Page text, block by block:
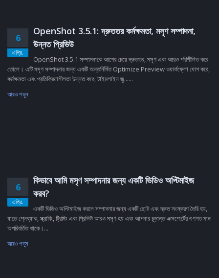
6
এপ্রি.
OpenShot 3.5.1: দ্রুততর কর্মক্ষমতা, মসৃণ সম্পাদনা,
উন্নত প্রিভিউ
OpenShot 3.5.1 সম্পাদনাকে আগের চেয়ে দ্রুততর, মসৃণ এবং আরও পরিশীলিত করে
তোলে। এটি মসৃণ সম্পাদনার জন্য একটি অন্তর্নির্মিত Optimize Preview ওয়ার্কফ্লো যোগ করে,
কর্মক্ষমতা এবং প্রতিক্রিয়াশীলতা উন্নত করে, টাইমলাইন জু......
আরও পড়ুন
6
এপ্রি.
কিভাবে আমি মসৃণ সম্পাদনার জন্য একটি ভিডিও অপ্টিমাইজ
করব?
একটি ভিডিও অপ্টিমাইজ করলে সম্পাদনার জন্য একটি ছোট এবং দ্রুত সংস্করণ তৈরি হয়,
যাতে প্লেব্যাক, স্ক্রাবিং, ট্রিমিং এবং প্রিভিউ আরও মসৃণ হয় এবং আপনার চূড়ান্ত এক্সপোর্টের গুণগত মান
অপরিবর্তিত থাকে।...
আরও পড়ুন